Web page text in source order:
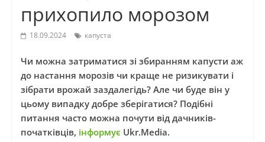
прихопило морозом
18.09.2024 капуста
Чи можна затриматися зі збиранням капусти аж
до настання морозів чи краще не ризикувати і
зібрати врожай заздалегідь? Але чи буде він у
цьому випадку добре зберігатися? Подібні
питання часто можна почути від дачників-
початківців, інформує Ukr.Media.